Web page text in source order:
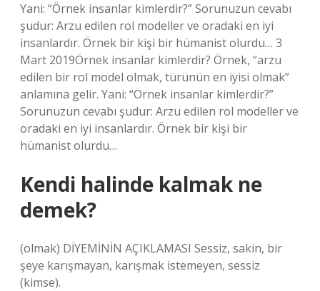
Yani: “Örnek insanlar kimlerdir?” Sorunuzun cevabı
şudur: Arzu edilen rol modeller ve oradaki en iyi
insanlardır. Örnek bir kişi bir hümanist olurdu… 3
Mart 2019Örnek insanlar kimlerdir? Örnek, “arzu
edilen bir rol model olmak, türünün en iyisi olmak”
anlamına gelir. Yani: “Örnek insanlar kimlerdir?”
Sorunuzun cevabı şudur: Arzu edilen rol modeller ve
oradaki en iyi insanlardır. Örnek bir kişi bir
hümanist olurdu…
Kendi halinde kalmak ne
demek?
(olmak) DİYEMİNİN AÇIKLAMASI Sessiz, sakin, bir
şeye karışmayan, karışmak istemeyen, sessiz
(kimse).